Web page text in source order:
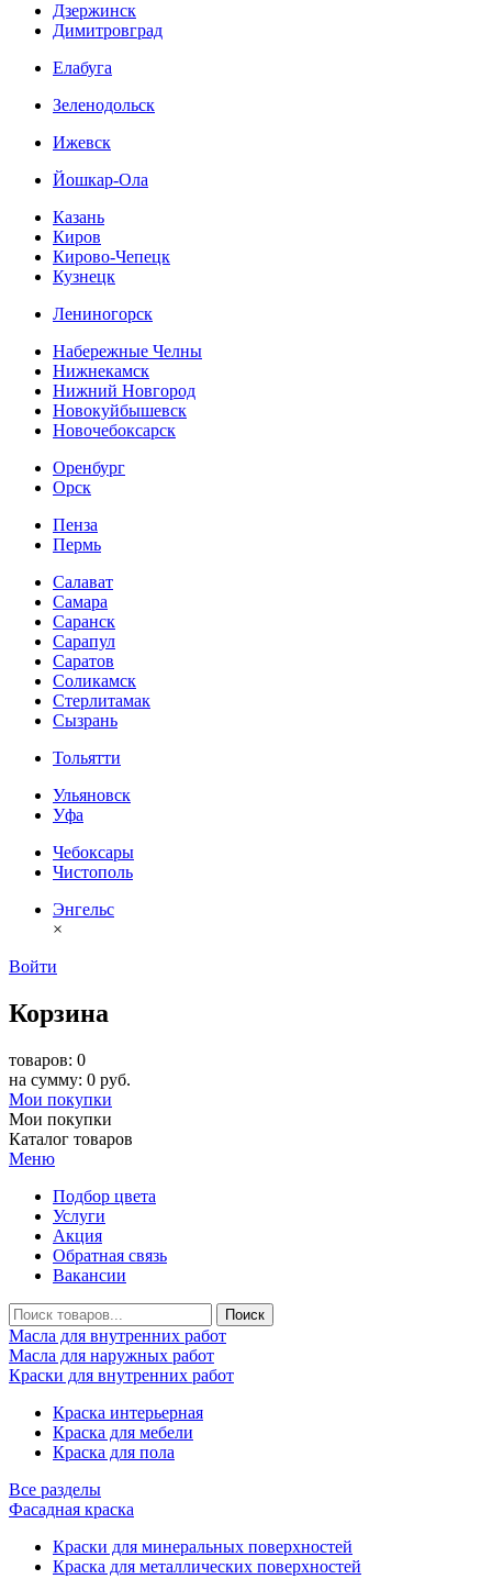
Дзержинск
Димитровград
Елабуга
Зеленодольск
Ижевск
Йошкар-Ола
Казань
Киров
Кирово-Чепецк
Кузнецк
Лениногорск
Набережные Челны
Нижнекамск
Нижний Новгород
Новокуйбышевск
Новочебоксарск
Оренбург
Орск
Пенза
Пермь
Салават
Самара
Саранск
Сарапул
Саратов
Соликамск
Стерлитамак
Сызрань
Тольятти
Ульяновск
Уфа
Чебоксары
Чистополь
Энгельс
×
Войти
Корзина
товаров: 0
на сумму: 0 руб.
Мои покупки
Мои покупки
Каталог товаров
Меню
Подбор цвета
Услуги
Акция
Обратная связь
Вакансии
Масла для внутренних работ
Масла для наружных работ
Краски для внутренних работ
Краска интерьерная
Краска для мебели
Краска для пола
Все разделы
Фасадная краска
Краски для минеральных поверхностей
Краска для металлических поверхностей